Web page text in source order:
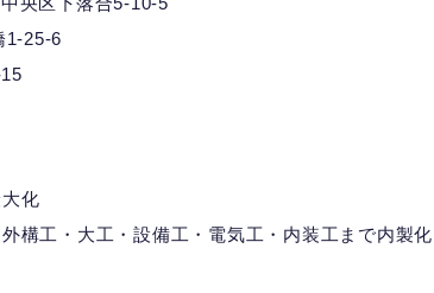
25-6
化
構工・大工・設備工・電気工・内装工まで内製